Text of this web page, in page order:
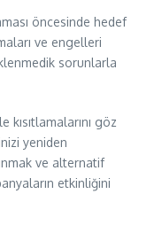
öncesinde hedef
ve engelleri
sorunlarla
göz
yeniden
ve alternatif
etkinliğini